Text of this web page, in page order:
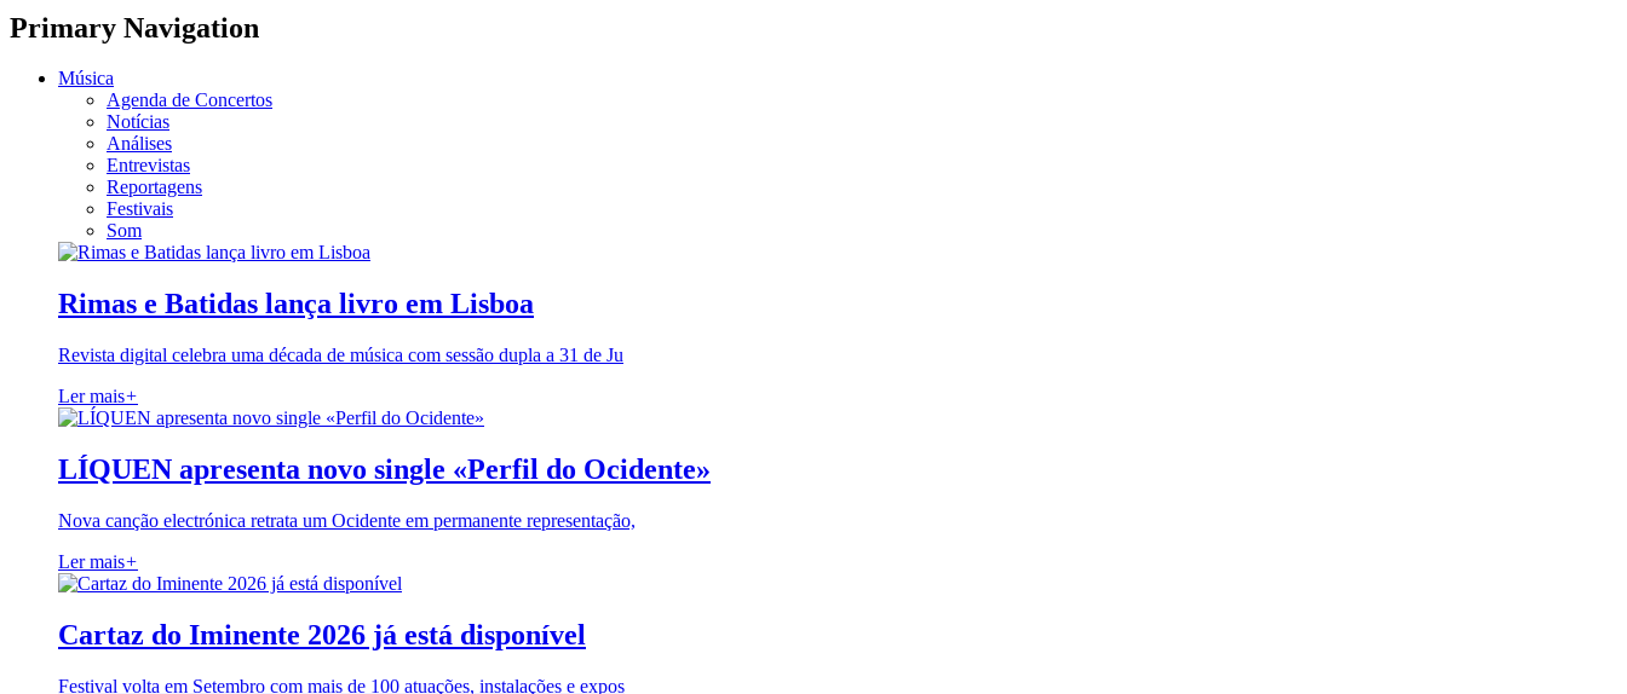
Primary Navigation
Música
Agenda de Concertos
Notícias
Análises
Entrevistas
Reportagens
Festivais
Som
Rimas e Batidas lança livro em Lisboa
Revista digital celebra uma década de música com sessão dupla a 31 de Ju
Ler mais+
LÍQUEN apresenta novo single «Perfil do Ocidente»
Nova canção electrónica retrata um Ocidente em permanente representação,
Ler mais+
Cartaz do Iminente 2026 já está disponível
Festival volta em Setembro com mais de 100 atuações, instalações e expos